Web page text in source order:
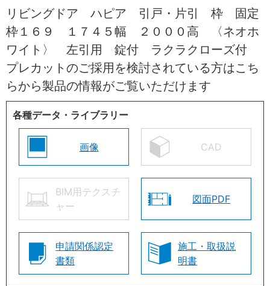
リビングドア ハピア 引戸・片引 枠 固定
枠１６９ １７４５幅 ２０００高 〈ネオホ
ワイト〉 左引用 錠付 ラクラクローズ付
プレカットのご採用を検討されている方はこち
らから製品の情報がご覧いただけます
各種データ・ライブラリー
画像 CAD
BIM用テクスチ
ャー
図面PDF
申請関係認定
書類
施工・取扱説
明書